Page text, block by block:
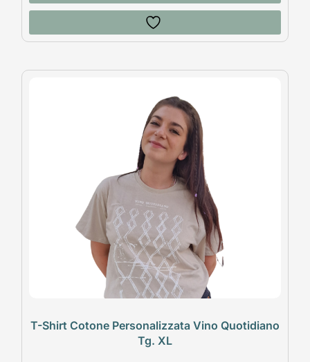
T-Shirt Cotone Personalizzata Vino Quotidiano
Tg. XL